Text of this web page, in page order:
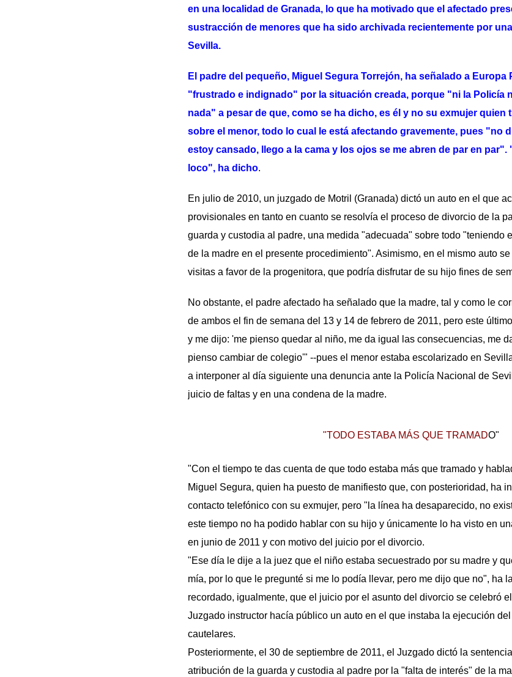
en una localidad de Granada, lo que ha motivado que el afectado
sustracción de menores que ha sido archivada recientemente por
Sevilla.
El padre del pequeño, Miguel Segura Torrejón, ha señalado a Europa
"frustrado e indignado" por la situación creada, porque "ni la Policía
nada" a pesar de que, como se ha dicho, es él y no su exmujer quien
sobre el menor, todo lo cual le está afectando gravemente, pues "no
estoy cansado, llego a la cama y los ojos se me abren de par en par".
loco", ha dicho.
En julio de 2010, un juzgado de Motril (Granada) dictó un auto en el que
provisionales en tanto en cuanto se resolvía el proceso de divorcio de la
guarda y custodia al padre, una medida "adecuada" sobre todo "teniendo
de la madre en el presente procedimiento". Asimismo, en el mismo auto
visitas a favor de la progenitora, que podría disfrutar de su hijo fines de
No obstante, el padre afectado ha señalado que la madre, tal y como le
de ambos el fin de semana del 13 y 14 de febrero de 2011, pero este
y me dijo: 'me pienso quedar al niño, me da igual las consecuencias, me
pienso cambiar de colegio'" --pues el menor estaba escolarizado en
a interponer al día siguiente una denuncia ante la Policía Nacional de
juicio de faltas y en una condena de la madre.
"TODO ESTABA MÁS QUE TRAMADO"
"Con el tiempo te das cuenta de que todo estaba más que tramado y
Miguel Segura, quien ha puesto de manifiesto que, con posterioridad, ha
contacto telefónico con su exmujer, pero "la línea ha desaparecido, no
este tiempo no ha podido hablar con su hijo y únicamente lo ha visto en
en junio de 2011 y con motivo del juicio por el divorcio.
"Ese día le dije a la juez que el niño estaba secuestrado por su madre y
mía, por lo que le pregunté si me lo podía llevar, pero me dijo que no", ha
recordado, igualmente, que el juicio por el asunto del divorcio se celebró
Juzgado instructor hacía público un auto en el que instaba la ejecución
cautelares.
Posteriormente, el 30 de septiembre de 2011, el Juzgado dictó la
atribución de la guarda y custodia al padre por la "falta de interés" de la